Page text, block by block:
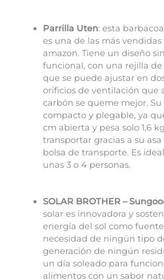
Parrilla Uten: esta
es una de las más vendidas
amazon. Tiene un diseño
funcional, con una rejilla
que se puede ajustar en
orificios de ventilación que
carbón se queme mejor.
compacto y plegable, ya
cm abierta y pesa solo 1,6
transportar gracias a su
bolsa de transporte. Es
unas 3 o 4 personas.
SOLAR BROTHER –
solar es innovadora y
energía del sol como
necesidad de ningún tipo
generación de ningún
un día soleado para
alimentos con un sabor